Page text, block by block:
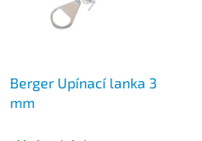
Berger Upínací lanka 3
mm